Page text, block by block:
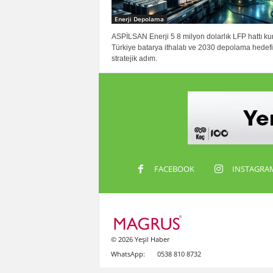
Enerji Depolama
ASPİLSAN Enerji 5 8 milyon dolarlık LFP hattı
Türkiye batarya ithalatı ve 2030 depolama
stratejik adım.
FACEBOOK
© 2026 Yeşil Haber
WhatsApp:
0538 810 8732